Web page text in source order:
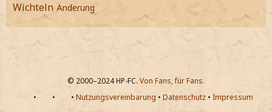
Wichteln Änderung
© 2000–2024 HP-FC. Von Fans, für Fans.
•
• • Nutzungsvereinbarung • Datenschutz• Impressum